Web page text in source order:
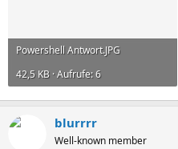
Powershell Antwort.JPG
42,5 KB · Aufrufe: 6
blurrrr
Well-known member